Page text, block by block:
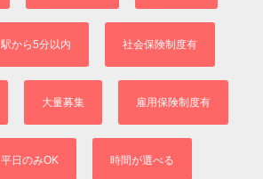
駅から5分以内 社会保険制度有
大量募集 雇用保険制度有
平日のみOK 時間が選べる